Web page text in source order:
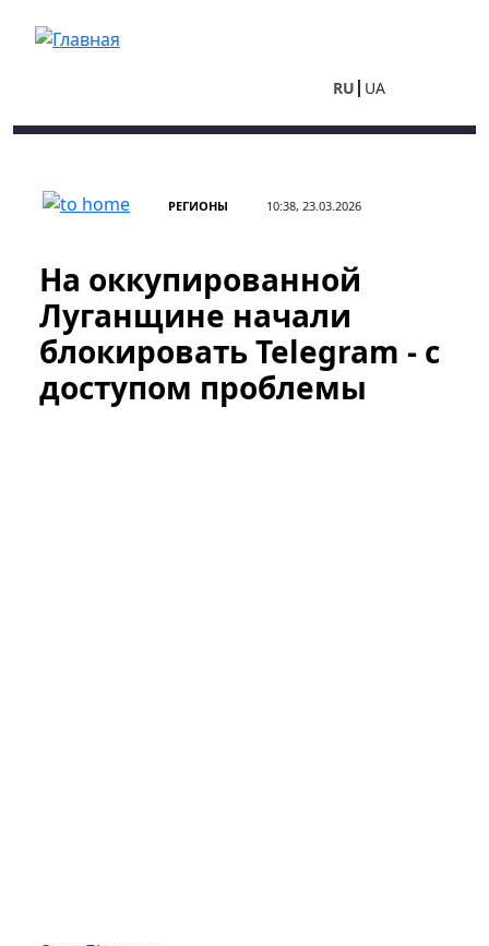
RU UA
РЕГИОНЫ 10:38, 23.03.2026
На оккупированной
Луганщине начали
блокировать Telegram - с
доступом проблемы